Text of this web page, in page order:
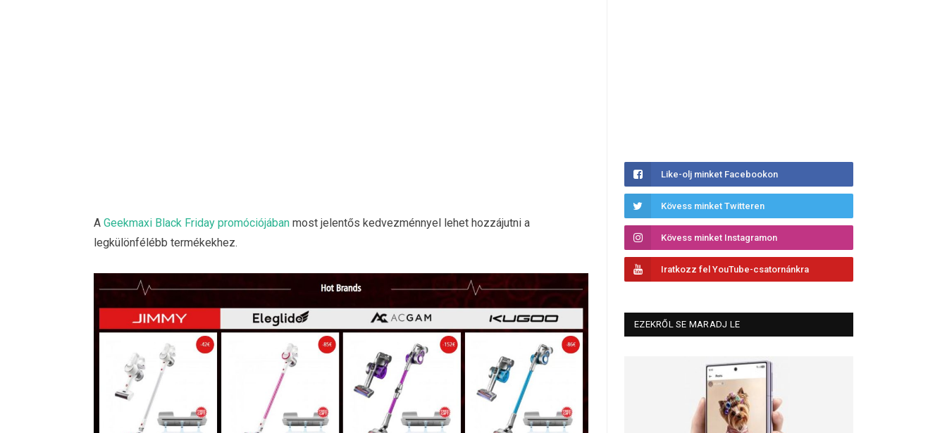
A Geekmaxi Black Friday promóciójában most jelentős kedvezménnyel lehet hozzájutni a
legkülönfélébb termékekhez.
Like-olj minket Facebookon
Kövess minket Twitteren
Kövess minket Instagramon
Iratkozz fel YouTube-csatornánkra
EZEKRŐL SE MARADJ LE